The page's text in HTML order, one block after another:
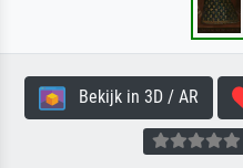
Bekijk in 3D / AR